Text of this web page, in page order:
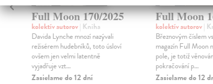
Full Moon 170/2025
kolektív autorov | Kniha
Davida Lynche mnozí nazývali
režisérem hudebníků, toto úsloví
ovšem jen velmi latentně
vyjadřuje vzt...
Zasielame do 12 dní
Full Moon
kolektív autorov |
Březnovým číslem
magazín Full Moon
pole, je totiž
pokračování p...
Zasielame do 12